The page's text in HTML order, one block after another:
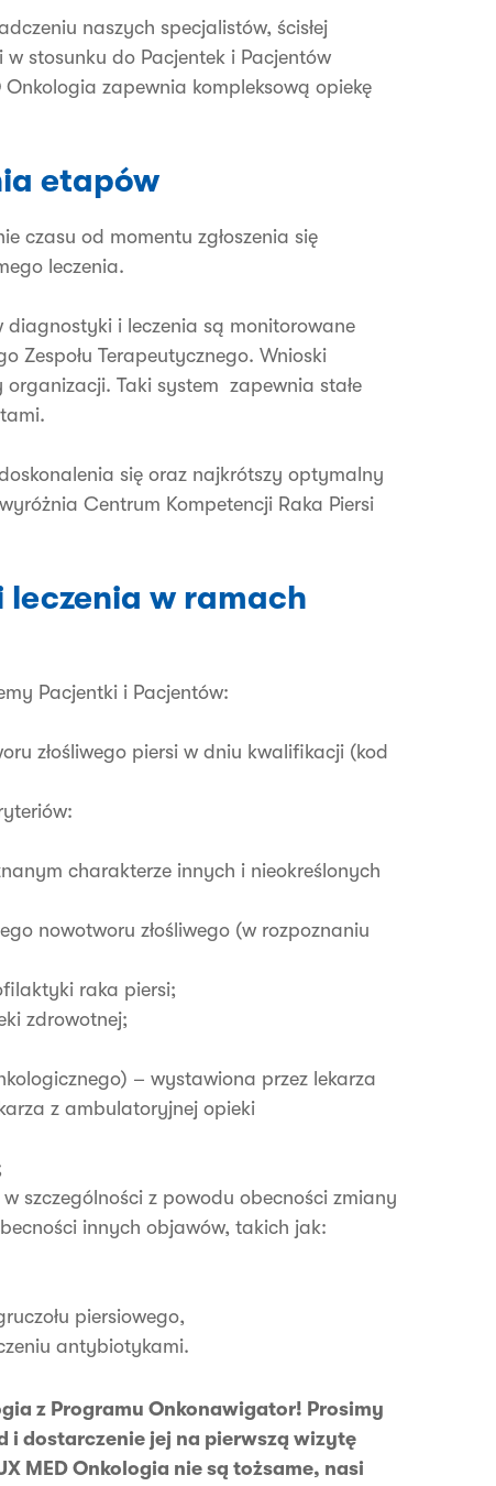
naszych specjalistów, ścisłej
stosunku do Pacjentek i Pacjentów
Onkologia zapewnia kompleksową opiekę
etapów
czasu od momentu zgłoszenia się
leczenia.
i leczenia są monitorowane
Zespołu Terapeutycznego. Wnioski
Taki system zapewnia stałe
się oraz najkrótszy optymalny
Centrum Kompetencji Raka Piersi
w ramach
Pacjentki i Pacjentów:
złośliwego piersi w dniu kwalifikacji (kod
charakterze innych i nieokreślonych
nowotworu złośliwego (w rozpoznaniu
raka piersi;
zdrowotnej;
– wystawiona przez lekarza
z ambulatoryjnej opieki
szczególności z powodu obecności zmiany
innych objawów, takich jak:
piersiowego,
antybiotykami.
z Programu Onkonawigator! Prosimy
i dostarczenie jej na pierwszą wizytę
MED Onkologia nie są tożsame, nasi